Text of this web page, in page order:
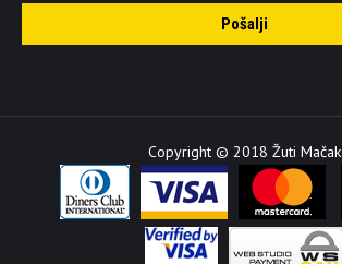
Copyright © 2018 Žuti Mačak